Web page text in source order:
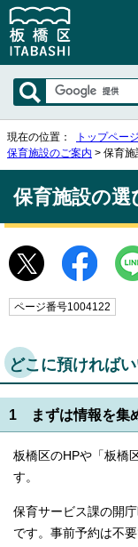
現在の位置： トップページ
保育施設のご案内 > 保育
保育施設の選
ページ番号1004122
どこに預ければ
1 まずは情報を集
板橋区のHPや「板橋
す。
保育サービス課の開
です。事前予約は不要